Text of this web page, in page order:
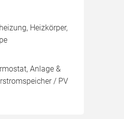
Heizkörper,
Anlage &
/ PV